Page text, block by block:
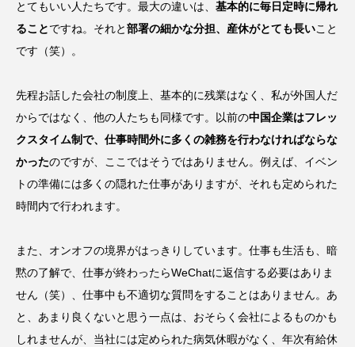
とてもいい人たちです。最大の違いは、 基本的に毎日定時に帰れ
ることですね。それと部署の細かな分担、産休がとても長いこと
です（笑）。
先程お話した会社の制度上、基本的に残業はなく、私が外国人だ
からではなく、他の人たちも同様です。以前の中国企業はフレッ
クスタイム制で、仕事時間外に多くの雑務を行わなければならな
かったのですが、ここではそうではありません。例えば、イベン
トの準備には多くの隠れた仕事がありますが、それも定められた
時間内で行われます。
また、オンオフの境界がはっきりしています。仕事も生活も、暗
黙の了解で、仕事が終わったらWeChatに返信する必要はありま
せん（笑）、仕事中も不適切な質問をすることはありません。あ
と、あまり良くないと思う一点は、おそらく会社によるものかも
しれませんが、当社には定められた病気休暇がなく、年次有給休